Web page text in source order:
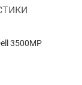
3500MP